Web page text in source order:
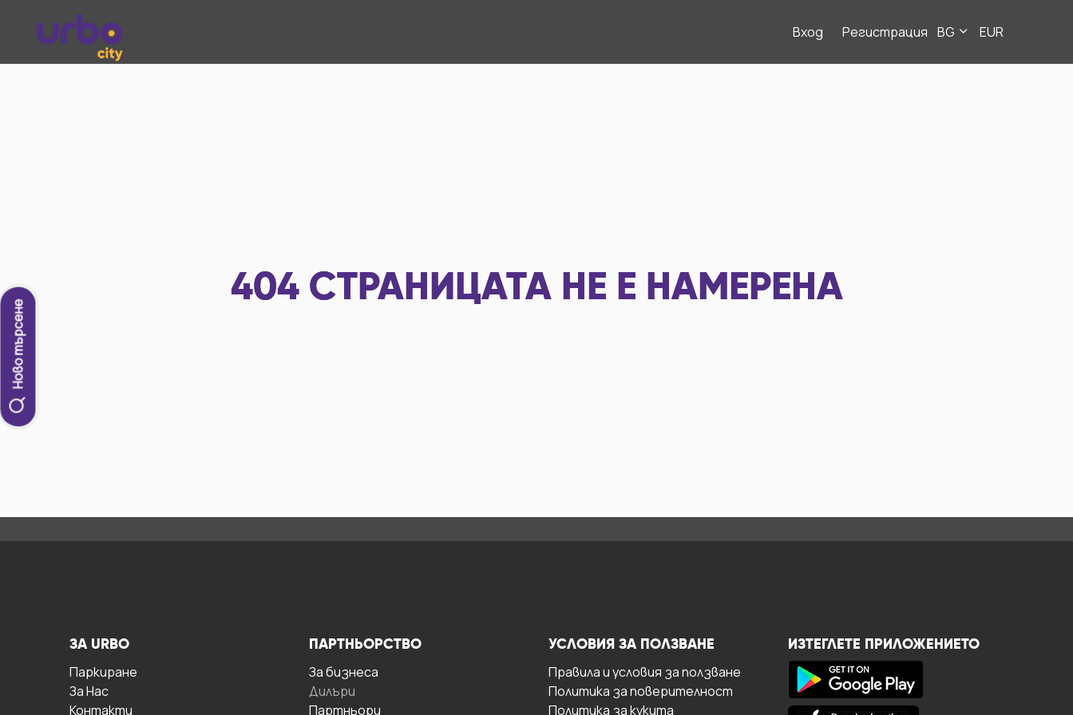
Вход Регистрация BG EUR
Ново търсене
404 СТРАНИЦАТА НЕ Е НАМЕРЕНА
ЗА URBO
Паркиране
За Hас
Контакти
ПАРТНЬОРСТВО
За бизнесa
Дилъри
Партньори
УСЛОВИЯ ЗА ПОЛЗВАНЕ
Правила и условия за ползване
Политика за поверителност
Политика за кукита
ИЗТЕГЛЕТЕ ПРИЛОЖЕНИЕТО